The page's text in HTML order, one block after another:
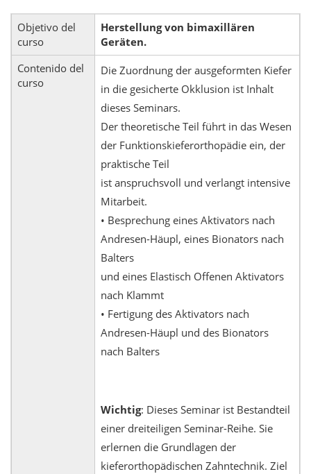
Objetivo del
curso
Herstellung von bimaxillären
Geräten.
Contenido del
curso
Die Zuordnung der ausgeformten Kiefer
in die gesicherte Okklusion ist Inhalt
dieses Seminars.
Der theoretische Teil führt in das Wesen
der Funktionskieferorthopädie ein, der
praktische Teil
ist anspruchsvoll und verlangt intensive
Mitarbeit.
• Besprechung eines Aktivators nach
Andresen-Häupl, eines Bionators nach
Balters
und eines Elastisch Offenen Aktivators
nach Klammt
• Fertigung des Aktivators nach
Andresen-Häupl und des Bionators
nach Balters
Wichtig: Dieses Seminar ist Bestandteil
einer dreiteiligen Seminar-Reihe. Sie
erlernen die Grundlagen der
kieferorthopädischen Zahntechnik. Ziel